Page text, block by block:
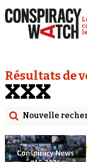
Résultats de
XXX
Nouvelle
Date